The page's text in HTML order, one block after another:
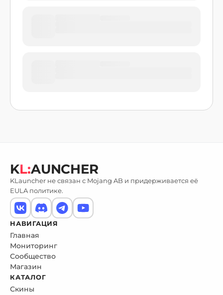
KL:AUNCHER
KLauncher не связан с Mojang AB и придерживается её
EULA политике.
НАВИГАЦИЯ
Главная
Мониторинг
Сообщество
Магазин
КАТАЛОГ
Скины